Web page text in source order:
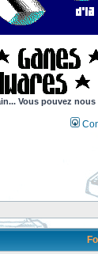
Vous pouvez